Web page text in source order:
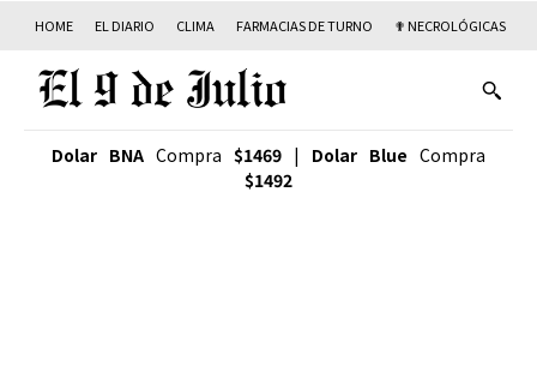
HOME EL DIARIO CLIMA FARMACIAS DE TURNO ✟ NECROLÓGICAS
Dolar BNA Compra $1469 | Dolar Blue Compra
$1492